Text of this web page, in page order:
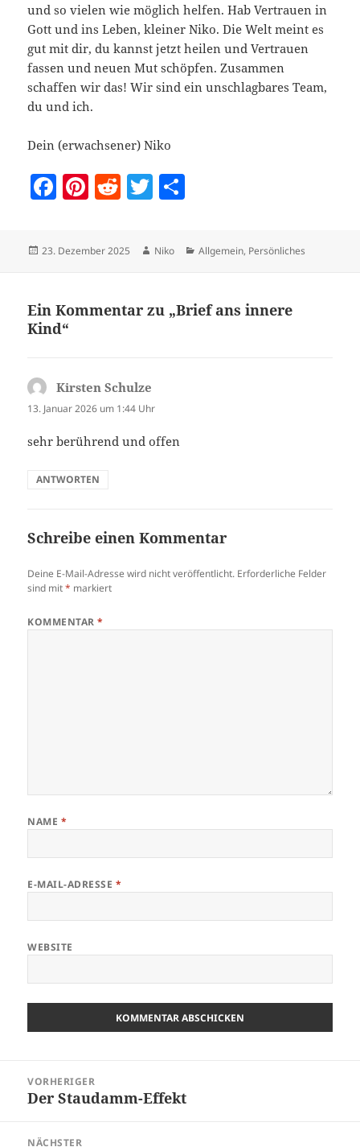
und so vielen wie möglich helfen. Hab Vertrauen in
Gott und ins Leben, kleiner Niko. Die Welt meint es
gut mit dir, du kannst jetzt heilen und Vertrauen
fassen und neuen Mut schöpfen. Zusammen
schaffen wir das! Wir sind ein unschlagbares Team,
du und ich.
Dein (erwachsener) Niko
F
a
e
o
o
Pi
nt
er
es
R
e
di
T
w
itt
er
le
n
Veröffentlicht
23. Dezember 2025 Autor
Niko Kategorien
Allgemein, Persönliches
Ein Kommentar zu „Brief ans innere
Kind“
Kirsten Schulze
13. Januar 2026 um 1:44 Uhr
sehr berührend und offen
ANTWORTEN
Schreibe einen Kommentar
Deine E-Mail-Adresse wird nicht veröffentlicht. Erforderliche Felder
sind mit* markiert
KOMMENTAR*
NAME *
E-MAIL-ADRESSE *
WEBSITE
VORHERIGER
Vorheriger
Der Staudamm-Effekt
NÄCHSTER